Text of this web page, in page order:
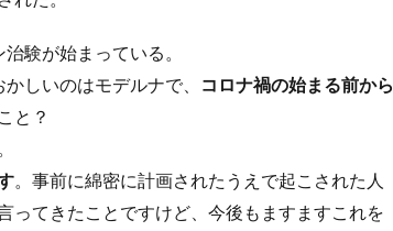
験が始まっている。
かしいのはモデルナで、
コロナ禍の始まる前から
と？
。事前に綿密に計画されたうえで起こされた人
ってきたことですけど、今後もますますこれを